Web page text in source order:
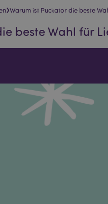
›Warum ist Puckator die beste
beste Wahl für